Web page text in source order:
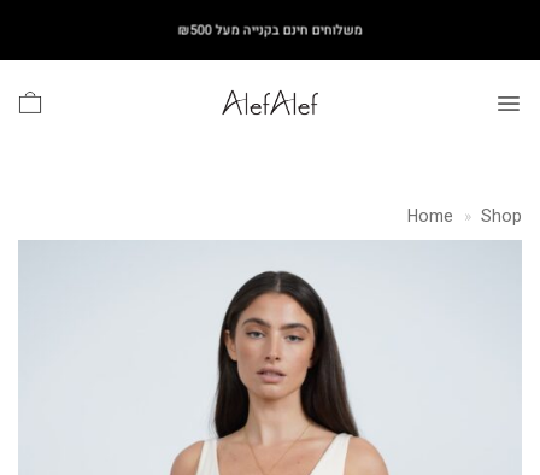
content
משלוחים חינם בקנייה מעל ₪500
Home » Shop